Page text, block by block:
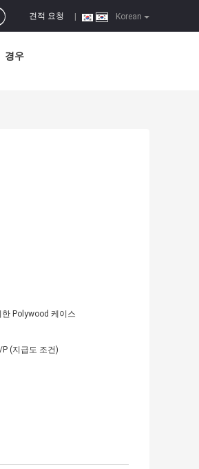
Korean
견적 요청
경우
Polywood 케이스
(지급도 조건)